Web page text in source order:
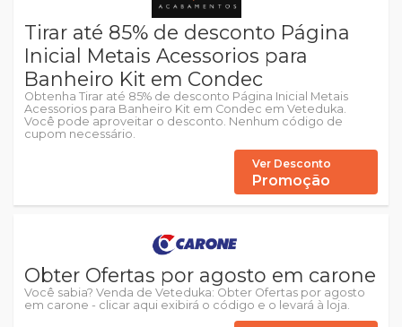
Tirar até 85% de desconto Página
Inicial Metais Acessorios para
Banheiro Kit em Condec
Obtenha Tirar até 85% de desconto Página Inicial Metais
Acessorios para Banheiro Kit em Condec em Veteduka.
Você pode aproveitar o desconto. Nenhum código de
cupom necessário.
Ver Desconto
Promoção
Obter Ofertas por agosto em carone
Você sabia? Venda de Veteduka: Obter Ofertas por agosto
em carone - clicar aqui exibirá o código e o levará à loja.